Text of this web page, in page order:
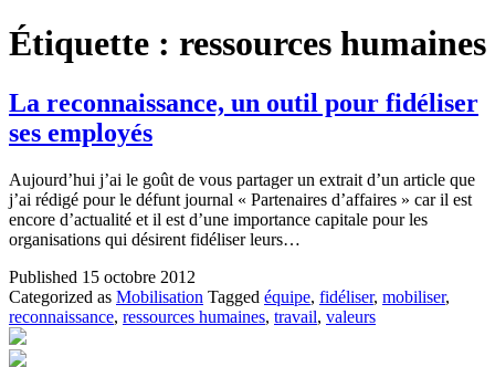
Étiquette : ressources humaines
La reconnaissance, un outil pour fidéliser
ses employés
Aujourd’hui j’ai le goût de vous partager un extrait d’un article que
j’ai rédigé pour le défunt journal « Partenaires d’affaires » car il est
encore d’actualité et il est d’une importance capitale pour les
organisations qui désirent fidéliser leurs…
Published 15 octobre 2012
Categorized as Mobilisation Tagged équipe, fidéliser, mobiliser,
reconnaissance, ressources humaines, travail, valeurs